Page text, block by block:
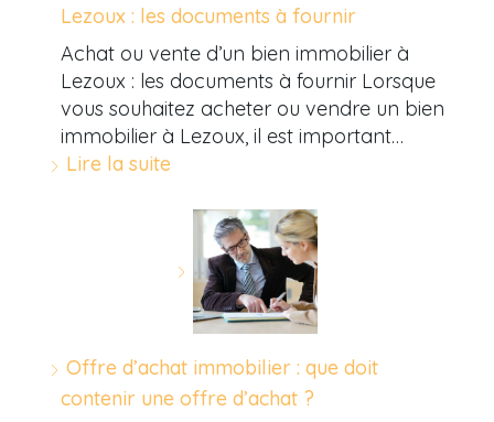
Lezoux : les documents à fournir
Achat ou vente d’un bien immobilier à
Lezoux : les documents à fournir Lorsque
vous souhaitez acheter ou vendre un bien
immobilier à Lezoux, il est important…
Lire la suite
Offre d’achat immobilier : que doit
contenir une offre d’achat ?